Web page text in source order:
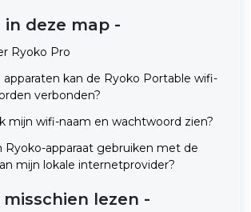
deze map -
Ryoko Pro
kan de Ryoko Portable wifi-
verbonden?
mijn wifi-naam en wachtwoord zien?
Ryoko-apparaat gebruiken met de
mijn lokale internetprovider?
lezen -